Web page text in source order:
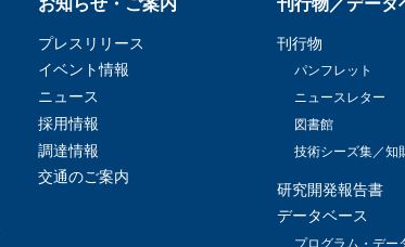
プレスリリース
イベント情報
ニュース
採用情報
調達情報
交通のご案内
刊行物
パンフレット
ニュースレター
図書館
技術シーズ集／知
研究開発報告書
データベース